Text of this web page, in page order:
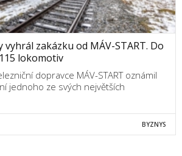
zakázku od MÁV-START. Do
lokomotiv
dopravce MÁV-START oznámil
jednoho ze svých největších
BYZNYS